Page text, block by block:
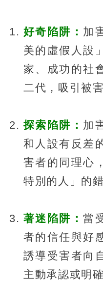
好奇陷阱： 加
美的虛假人設
家、成功的社
二代，吸引被
探索陷阱： 加
和人設有反差
害者的同理心
特別的人」的錯
著迷陷阱：當
者的信任與好
誘導受害者向
主動承認或明